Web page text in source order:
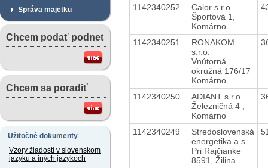
Správa majetku
Chcem podať podnet
Chcem sa poradiť
Užitočné dokumenty
Vzory žiadostí v slovenskom
jazyku a iných jazykoch
1142340252
Calor s.r.o.
Športová 1,
Komárno
1142340251
RONAKOM
s.r.o.
Vnútorná
okružná 176/17
Komárno
1142340250
ADIANT s.r.o.
Železničná 4 ,
Komárno
1142340249
Stredoslovenská
energetika a.s.
Pri Rajčianke
8591, Žilina